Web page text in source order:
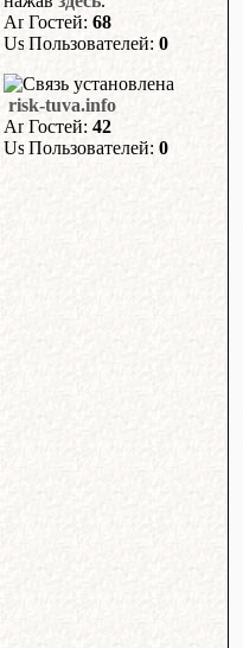
Гостей: 68
Пользователей: 0
risk-tuva.info
Гостей: 42
Пользователей: 0